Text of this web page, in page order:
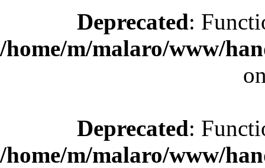
Deprecated:
/home/m/malaro/www/
Deprecated:
/home/m/malaro/www/